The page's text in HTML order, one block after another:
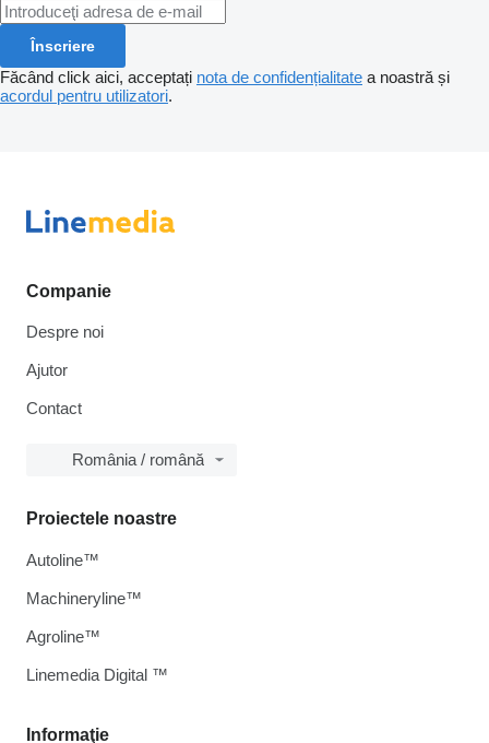
Înscriere
Făcând click aici, acceptați nota de confidențialitate a noastră și
acordul pentru utilizatori.
Companie
Despre noi
Ajutor
Contact
România / română
Informaţie
Proiectele noastre
Autoline™
Machineryline™
Agroline™
Linemedia Digital ™